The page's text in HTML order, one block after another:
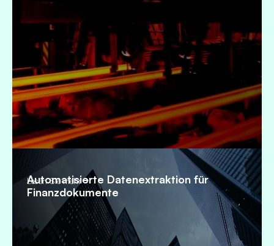
Automatisierte Datenextraktion für
Finanzdokumente
Lesen Sie mehr